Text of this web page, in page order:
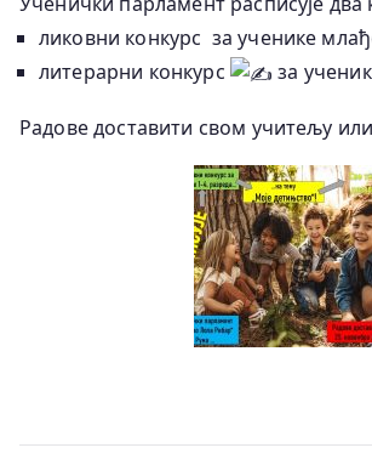
ликовни конкурс за ученике
литерарни конкурс
за
Радове доставити свом учитељу